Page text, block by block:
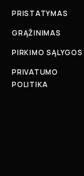
PRISTATYMAS
GRĄŽINIMAS
PIRKIMO SĄLYGOS
PRIVATUMO
POLITIKA